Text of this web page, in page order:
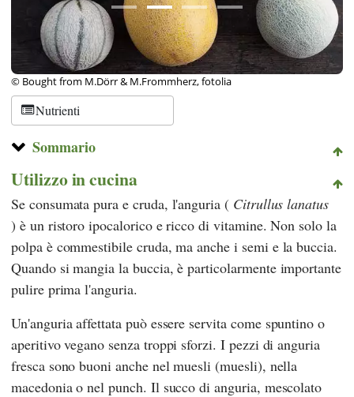
© Bought from M.Dörr & M.Frommherz, fotolia
Nutrienti
Sommario
Utilizzo in cucina
Se consumata pura e cruda, l'anguria ( Citrullus lanatus
) è un ristoro ipocalorico e ricco di vitamine. Non solo la
polpa è commestibile cruda, ma anche i semi e la buccia.
Quando si mangia la buccia, è particolarmente importante
pulire prima l'anguria.
Un'anguria affettata può essere servita come spuntino o
aperitivo vegano senza troppi sforzi. I pezzi di anguria
fresca sono buoni anche nel muesli (muesli), nella
macedonia o nel punch. Il succo di anguria, mescolato